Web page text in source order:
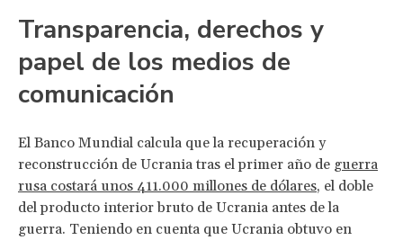
Transparencia, derechos y
papel de los medios de
comunicación
El Banco Mundial calcula que la recuperación y
reconstrucción de Ucrania tras el primer año de guerra
rusa costará unos 411.000 millones de dólares, el doble
del producto interior bruto de Ucrania antes de la
guerra. Teniendo en cuenta que Ucrania obtuvo en